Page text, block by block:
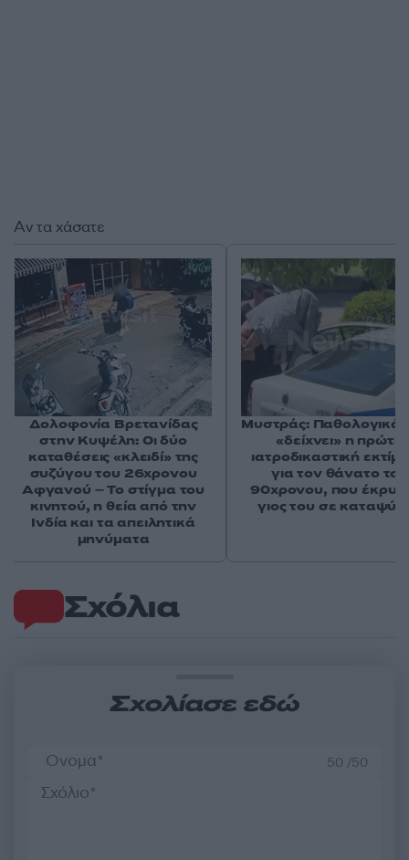
Σχόλια
Σχολίασε εδώ
50 /50
Αν τα χάσατε
Δολοφονία Βρετανίδας
στην Κυψέλη: Οι δύο
καταθέσεις «κλειδί» της
συζύγου του 26χρονου
Αφγανού – Το στίγμα του
κινητού, η θεία από την
Ινδία και τα απειλητικά
μηνύματα
Μυστράς: Παθολογικά
«δείχνει» η πρώτη
ιατροδικαστική
για τον θάνατο του
90χρονου, που
γιος του σε